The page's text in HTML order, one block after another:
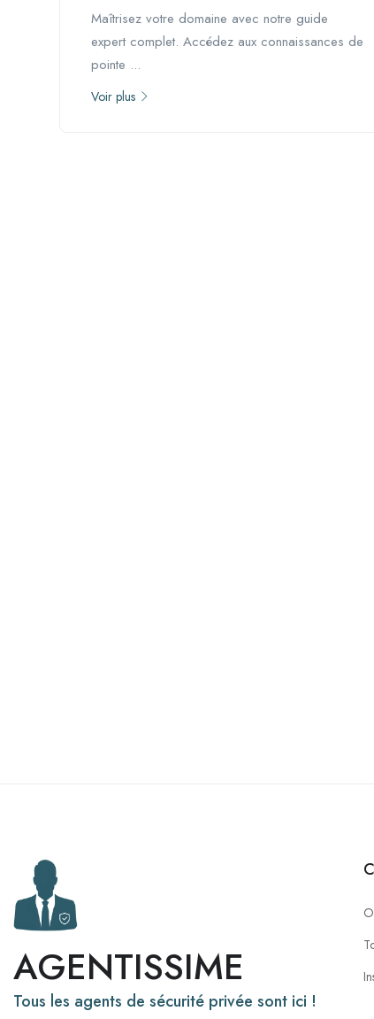
Maîtrisez votre domaine avec notre guide
expert complet. Accédez aux connaissances de
pointe ...
Voir plus
AGENTISSIME
Tous les agents de sécurité privée sont ici !